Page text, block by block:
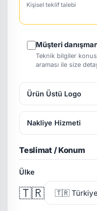
Kişisel teklif talebi
Müşteri
Teknik bilgiler
araması ile size
Ürün Üstü Logo
Nakliye Hizmeti
Teslimat / Konum
Ülke
🇹🇷